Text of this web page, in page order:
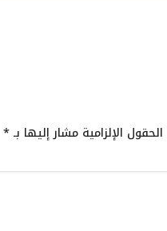
الحقول الإلزامية مشار إليها بـ*